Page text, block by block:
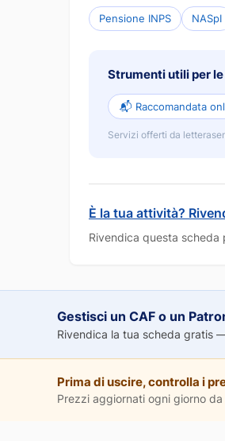
Pensione INPS NASpI
Strumenti utili per
📬 Raccomandata
Servizi offerti da
È la tua attività?
Rivendica questa scheda
Gestisci un CAF o un
Rivendica la tua scheda gratis
Prima di uscire, controlla i
Prezzi aggiornati ogni giorno